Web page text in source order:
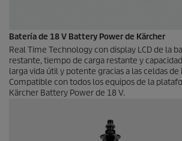
Batería de 18 V Battery Power de Kärcher
Real Time Technology con display LCD de la
restante, tiempo de carga restante y
larga vida útil y potente gracias a las celdas
Compatible con todos los equipos de la
Kärcher Battery Power de 18 V.